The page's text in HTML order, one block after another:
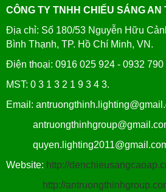
CÔNG TY TNHH CHIẾU SÁNG AN
Địa chỉ: Số 180/53 Nguyễn Hữu
Bình Thạnh, TP. Hồ Chí Minh, VN.
Điện thoại: 0916 025 924 - 0932 790
MST: 0 3 1 3 2 1 9 3 4 3.
Email:
Website: http://
http://